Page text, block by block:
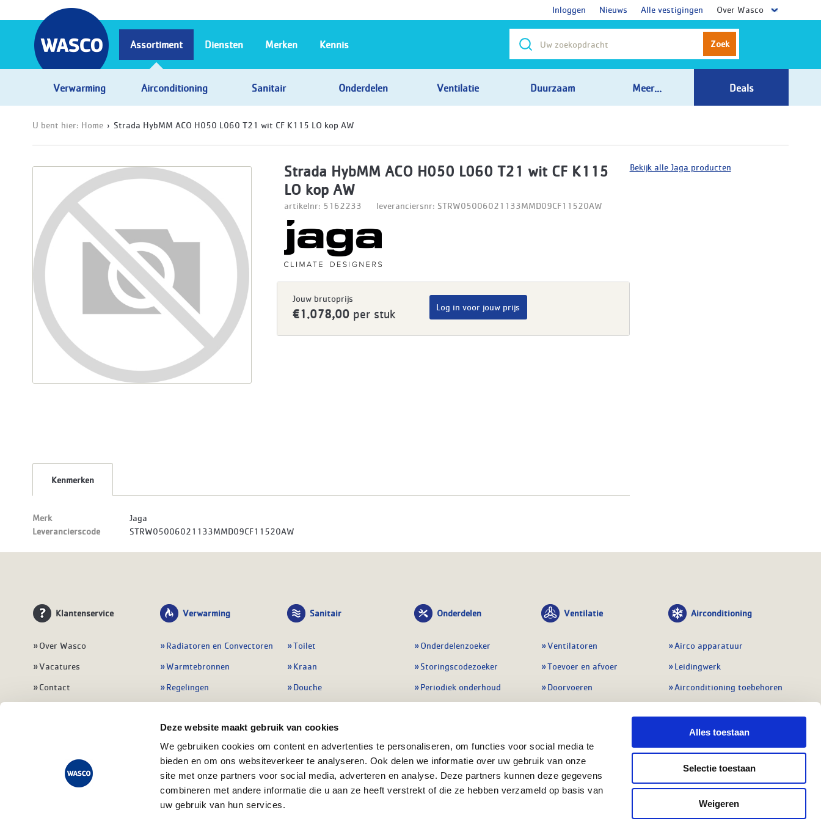
Deze website maakt gebruik van cookies
We gebruiken cookies om content en advertenties te personaliseren, om functies voor social media te
bieden en om ons websiteverkeer te analyseren. Ook delen we informatie over uw gebruik van onze
site met onze partners voor social media, adverteren en analyse. Deze partners kunnen deze gegevens
combineren met andere informatie die u aan ze heeft verstrekt of die ze hebben verzameld op basis van
uw gebruik van hun services.
Alles toestaan
Selectie toestaan
Weigeren
Inloggen Nieuws Alle vestigingen Over Wasco
Zoek
Assortiment
Verwarming Airconditioning Sanitair Onderdelen Ventilatie Duurzaam Meer... Deals
Diensten Merken Kennis
U bent hier: Home Strada HybMM ACO H050 L060 T21 wit CF K115 LO kop AW
Strada HybMM ACO H050 L060 T21 wit CF K115
LO kop AW
artikelnr: 5162233 leveranciersnr: STRW05006021133MMD09CF11520AW
Jouw brutoprijs
€1.078,00 per stuk
Log in voor jouw prijs
Kenmerken
Merk
Jaga
Leverancierscode
STRW05006021133MMD09CF11520AW
Bekijk alle Jaga producten
Klantenservice
Over Wasco
Vacatures
Contact
Veelgestelde vragen
Verwarming
Radiatoren en Convectoren
Warmtebronnen
Regelingen
Leidingwerk
Warmwatertoestellen
Alle verwarming
Sanitair
Toilet
Kraan
Douche
Badmeubel
Afvoeren
Alle sanitair
Onderdelen
Onderdelenzoeker
Storingscodezoeker
Periodiek onderhoud
Preventie & detectie
Alle onderdelen
Ventilatie
Ventilatoren
Toevoer en afvoer
Doorvoeren
Regelingen
Airconditioning
Airco apparatuur
Leidingwerk
Airconditioning toebehoren
Regelapparatuur
Alle koeling